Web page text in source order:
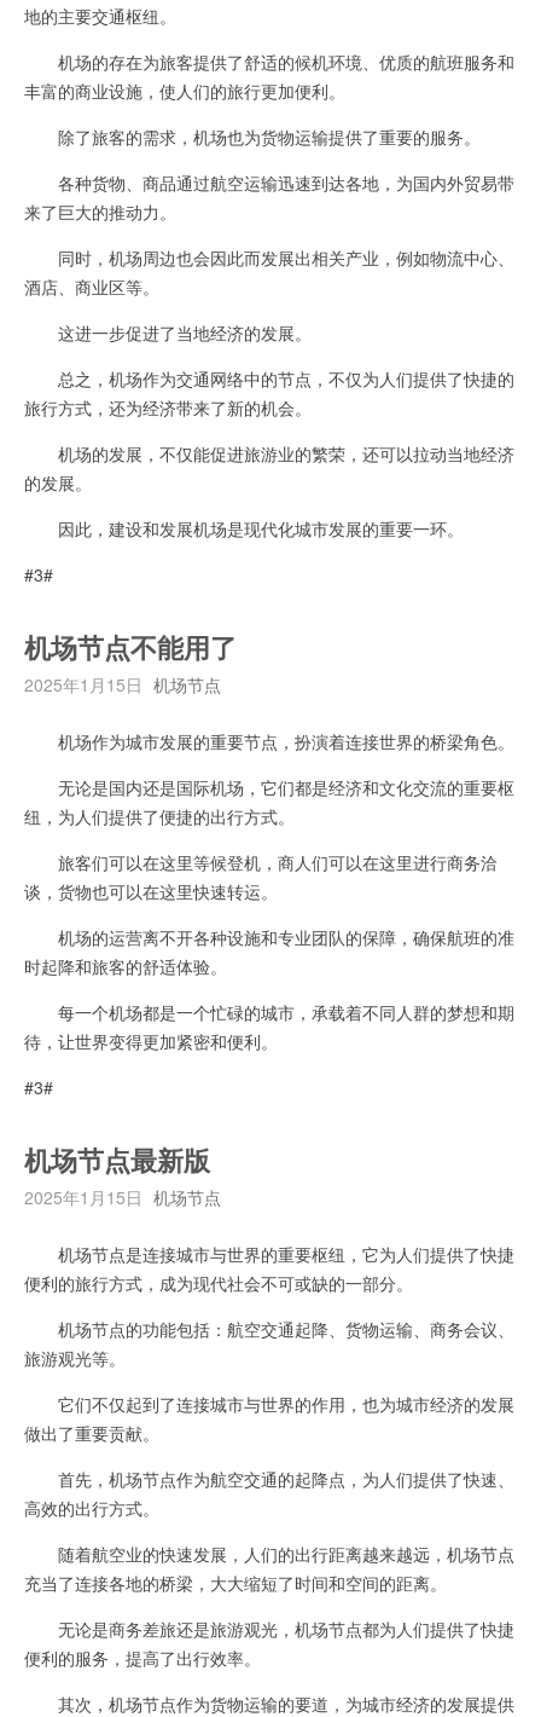
地的主要交通枢纽。
机场的存在为旅客提供了舒适的候机环境、优质的航班服务和
丰富的商业设施，使人们的旅行更加便利。
除了旅客的需求，机场也为货物运输提供了重要的服务。
各种货物、商品通过航空运输迅速到达各地，为国内外贸易带
来了巨大的推动力。
同时，机场周边也会因此而发展出相关产业，例如物流中心、
酒店、商业区等。
这进一步促进了当地经济的发展。
总之，机场作为交通网络中的节点，不仅为人们提供了快捷的
旅行方式，还为经济带来了新的机会。
机场的发展，不仅能促进旅游业的繁荣，还可以拉动当地经济
的发展。
因此，建设和发展机场是现代化城市发展的重要一环。
#3#
机场节点不能用了
2025年1月15日 机场节点
机场作为城市发展的重要节点，扮演着连接世界的桥梁角色。
无论是国内还是国际机场，它们都是经济和文化交流的重要枢
纽，为人们提供了便捷的出行方式。
旅客们可以在这里等候登机，商人们可以在这里进行商务洽
谈，货物也可以在这里快速转运。
机场的运营离不开各种设施和专业团队的保障，确保航班的准
时起降和旅客的舒适体验。
每一个机场都是一个忙碌的城市，承载着不同人群的梦想和期
待，让世界变得更加紧密和便利。
#3#
机场节点最新版
2025年1月15日 机场节点
机场节点是连接城市与世界的重要枢纽，它为人们提供了快捷
便利的旅行方式，成为现代社会不可或缺的一部分。
机场节点的功能包括：航空交通起降、货物运输、商务会议、
旅游观光等。
它们不仅起到了连接城市与世界的作用，也为城市经济的发展
做出了重要贡献。
首先，机场节点作为航空交通的起降点，为人们提供了快速、
高效的出行方式。
随着航空业的快速发展，人们的出行距离越来越远，机场节点
充当了连接各地的桥梁，大大缩短了时间和空间的距离。
无论是商务差旅还是旅游观光，机场节点都为人们提供了快捷
便利的服务，提高了出行效率。
其次，机场节点作为货物运输的要道，为城市经济的发展提供